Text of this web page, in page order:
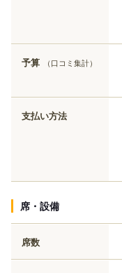
予算 （口コミ集計）
支払い方法
席・設備
席数